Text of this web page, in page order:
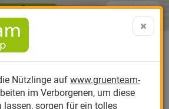
Anzucht
Nützlinge gegen
Biplantol
Gemüsegarten
Aktuelle Themen
Sparsets / Set-
0 ARTIKEL IM WARENKORB
() Fertig
Search
&
0
Nützlinge auf www.gruenteam-
im Verborgenen, um diese
lassen, sorgen für ein tolles